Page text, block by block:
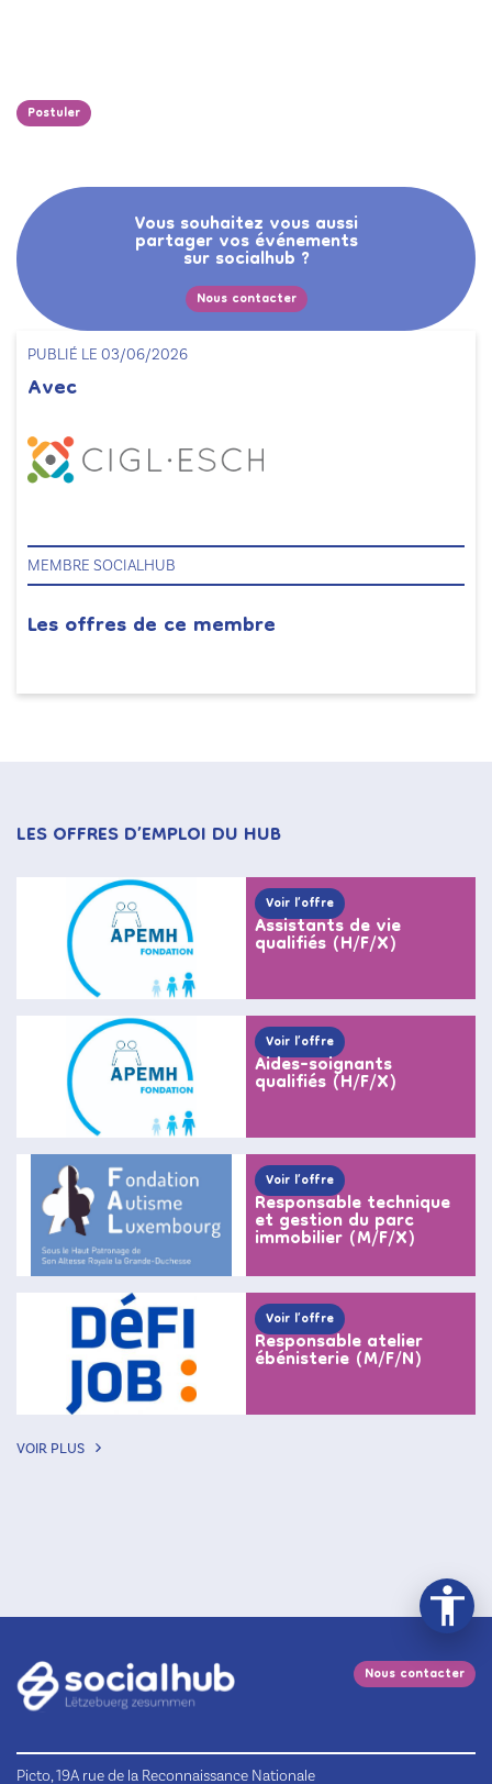
PUBLIÉ LE 03/06/2026
Avec
MEMBRE SOCIALHUB
Les offres de ce membre
Postuler
Vous souhaitez vous aussi
partager vos événements
sur socialhub ?
Nous contacter
LES OFFRES D’EMPLOI DU HUB
Voir l’offre
Assistants de vie
qualifiés (H/F/X)
Voir l’offre
Aides-soignants
qualifiés (H/F/X)
Voir l’offre
Responsable technique
et gestion du parc
immobilier (M/F/X)
Voir l’offre
Responsable atelier
ébénisterie (M/F/N)
VOIR PLUS
Nous contacter
Picto, 19A rue de la Reconnaissance Nationale